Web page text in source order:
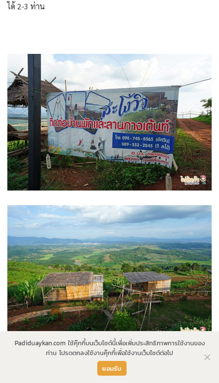
ได้ 2-3 ท่าน
Padiduaykan.com ใช้คุ๊กกี้บนเว็บไซต์นี้เพื่อเพิ่มประสิทธิภาพการใช้งานของ
ท่าน โปรดตกลงใช้งานคุ๊กกี้เพื่อใช้งานเว็บไซต์ต่อไป
ยอมรับ